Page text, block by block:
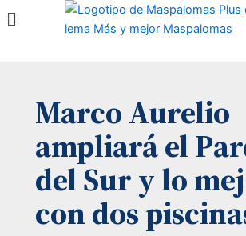
Menú
Marco Aurelio
ampliará el
del Sur y lo
con dos